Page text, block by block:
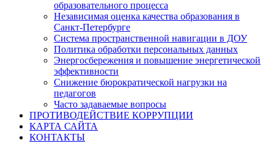
образовательного процесса
Независимая оценка качества образования в
Санкт-Петербурге
Система пространственной навигации в ДОУ
Политика обработки персональных данных
Энергосбережения и повышение энергетической
эффективности
Снижение бюрократической нагрузки на
педагогов
Часто задаваемые вопросы
ПРОТИВОДЕЙСТВИЕ КОРРУПЦИИ
КАРТА САЙТА
КОНТАКТЫ